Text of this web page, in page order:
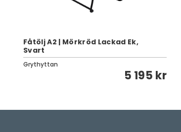
Fåtölj A2 | Mörkröd Lackad Ek,
Svart
Grythyttan
5 195 kr